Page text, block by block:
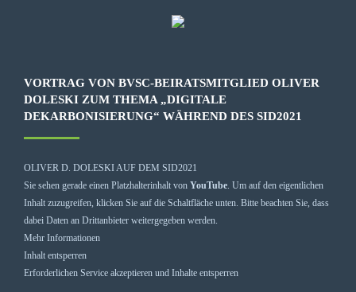
VORTRAG VON BVSC-BEIRATSMITGLIED OLIVER
DOLESKI ZUM THEMA „DIGITALE
DEKARBONISIERUNG“ WÄHREND DES SID2021
OLIVER D. DOLESKI AUF DEM SID2021
Sie sehen gerade einen Platzhalterinhalt von YouTube. Um auf den eigentlichen
Inhalt zuzugreifen, klicken Sie auf die Schaltfläche unten. Bitte beachten Sie, dass
dabei Daten an Drittanbieter weitergegeben werden.
Mehr Informationen
Inhalt entsperren
Erforderlichen Service akzeptieren und Inhalte entsperren